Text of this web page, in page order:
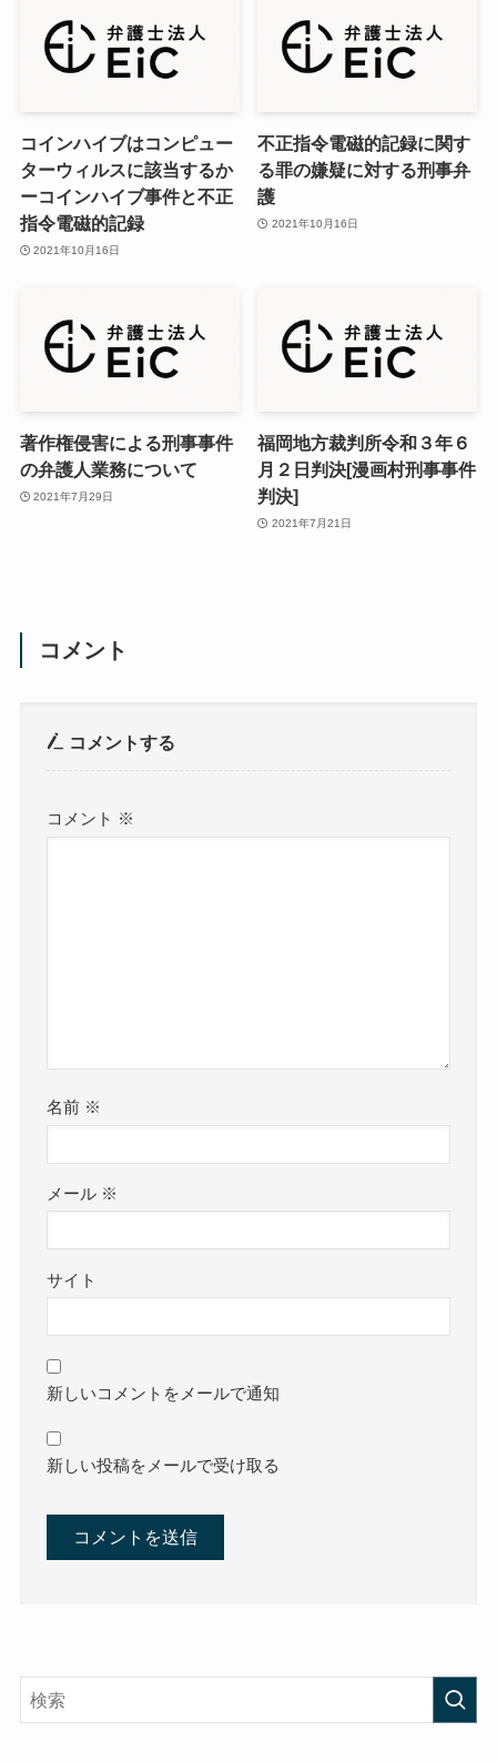
コインハイブはコンピュー
ターウィルスに該当するか
ーコインハイブ事件と不正
指令電磁的記録
2021年10月16日
不正指令電磁的記録に関す
る罪の嫌疑に対する刑事弁
護
2021年10月16日
著作権侵害による刑事事件
の弁護人業務について
2021年7月29日
福岡地方裁判所令和３年６
月２日判決[漫画村刑事事件
判決]
2021年7月21日
コメント
コメントする
コメント ※
名前 ※
メール ※
サイト
新しいコメントをメールで通知
新しい投稿をメールで受け取る